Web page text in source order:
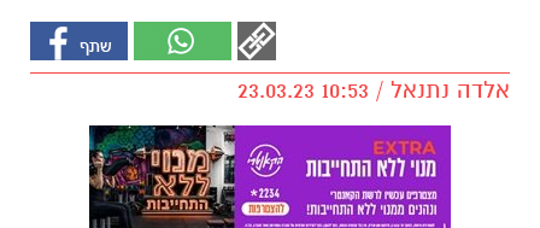
אלדה נתנאל / 10:53 23.03.23